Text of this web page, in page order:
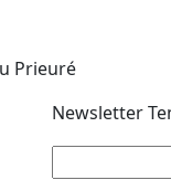
Prieuré
Newsletter